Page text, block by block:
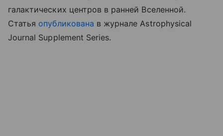
галактических центров в ранней Вселенной.
Статья опубликована в журнале Astrophysical
Journal Supplement Series.